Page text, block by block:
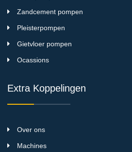
Zandcement pompen
Pleisterpompen
Gietvloer pompen
Ocassions
Extra Koppelingen
Over ons
Machines